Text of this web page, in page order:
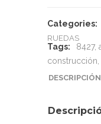
Categories:
RUEDAS
Tags: 8427,
construcción
DESCRIPCIÓN